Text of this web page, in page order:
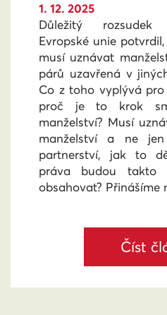
1. 12. 2025
Důležitý
Evropské unie
musí uznávat
párů uzavřená v
Co z toho vyplývá
proč je to krok
manželství? Musí
manželství a ne jen
partnerství, jak to
práva budou takto
obsahovat? Přinášíme
Číst